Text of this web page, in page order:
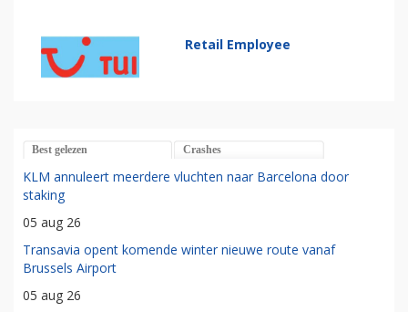
Retail Employee
Best gelezen Crashes
KLM annuleert meerdere vluchten naar Barcelona door
staking
05 aug 26
Transavia opent komende winter nieuwe route vanaf
Brussels Airport
05 aug 26